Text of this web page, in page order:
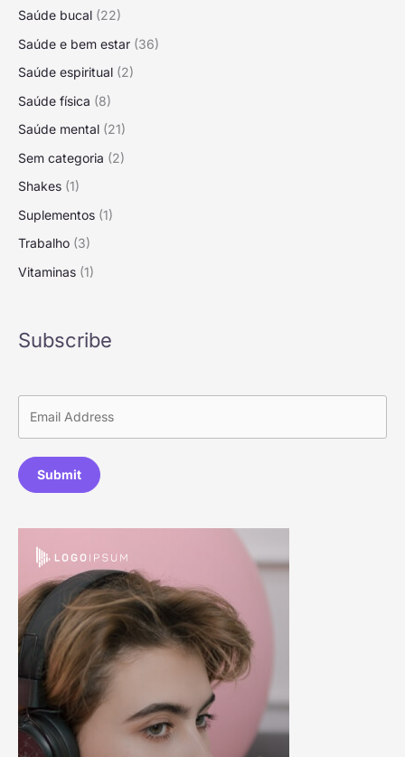
Saúde bucal (22)
Saúde e bem estar (36)
Saúde espiritual (2)
Saúde física (8)
Saúde mental (21)
Sem categoria (2)
Shakes (1)
Suplementos (1)
Trabalho (3)
Vitaminas (1)
Subscribe
Submit